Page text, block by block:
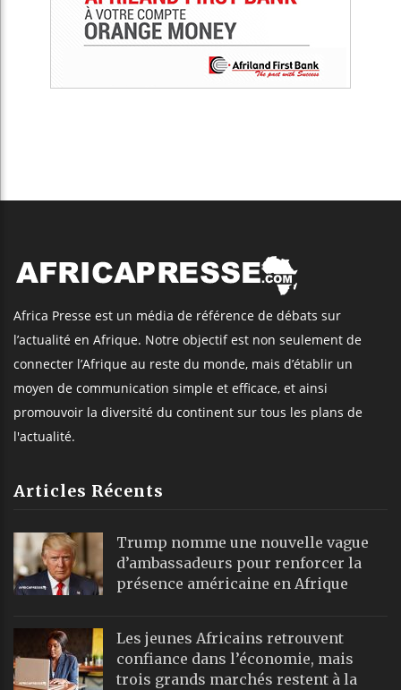
Africa Presse est un média de référence de débats sur
l’actualité en Afrique. Notre objectif est non seulement de
connecter l’Afrique au reste du monde, mais d’établir un
moyen de communication simple et efficace, et ainsi
promouvoir la diversité du continent sur tous les plans de
l'actualité.
Articles Récents
Trump nomme une nouvelle vague
d’ambassadeurs pour renforcer la
présence américaine en Afrique
Les jeunes Africains retrouvent
confiance dans l’économie, mais
trois grands marchés restent à la